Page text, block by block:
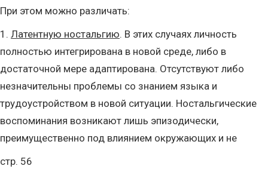
При этом можно различать:
1. Латентную ностальгию. В этих случаях личность
полностью интегрирована в новой среде, либо в
достаточной мере адаптирована. Отсутствуют либо
незначительны проблемы со знанием языка и
трудоустройством в новой ситуации. Ностальгические
воспоминания возникают лишь эпизодически,
преимущественно под влиянием окружающих и не
стр. 56